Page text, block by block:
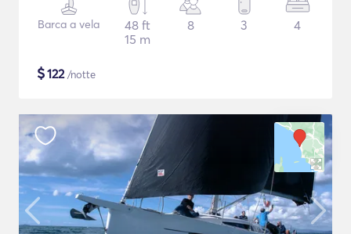
Barca a vela
48 ft
15 m
8 3 4
$122/notte